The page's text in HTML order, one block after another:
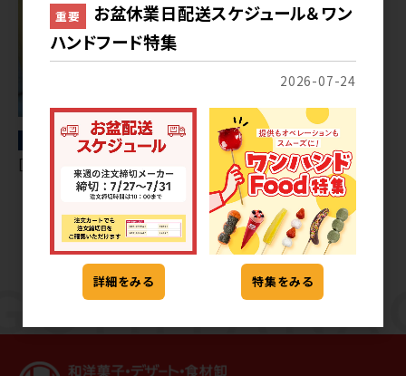
[84] 焼芋ペースト（茨城県産）
冷凍
[84] 焼芋ペースト（インドネシ
ア産)
重要
お盆休業日配送スケジュール＆ワン
ハンドフード特集
2026-07-24
詳細をみる 特集をみる